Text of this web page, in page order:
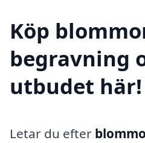
Köp
begravning
utbudet här!
Letar du efter